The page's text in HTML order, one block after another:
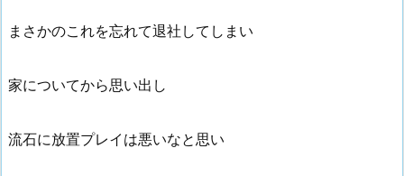
まさかのこれを忘れて退社してしまい
家についてから思い出し
流石に放置プレイは悪いなと思い